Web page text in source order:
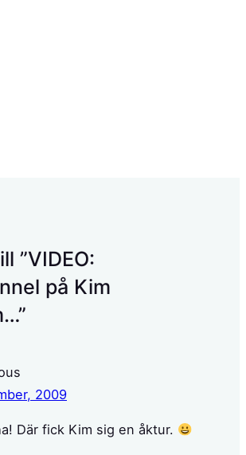
”VIDEO:
på Kim
2009
Där fick Kim sig en åktur.